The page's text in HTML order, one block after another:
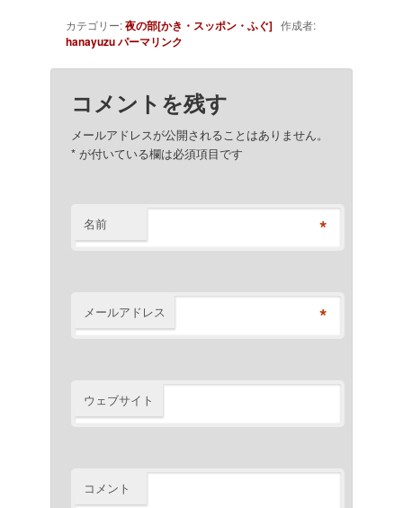
カテゴリー:夜の部[かき・スッポン・ふぐ] 作成者:
hanayuzuパーマリンク
コメントを残す
メールアドレスが公開されることはありません。
*が付いている欄は必須項目です
名前 *
メールアドレス *
ウェブサイト
コメント